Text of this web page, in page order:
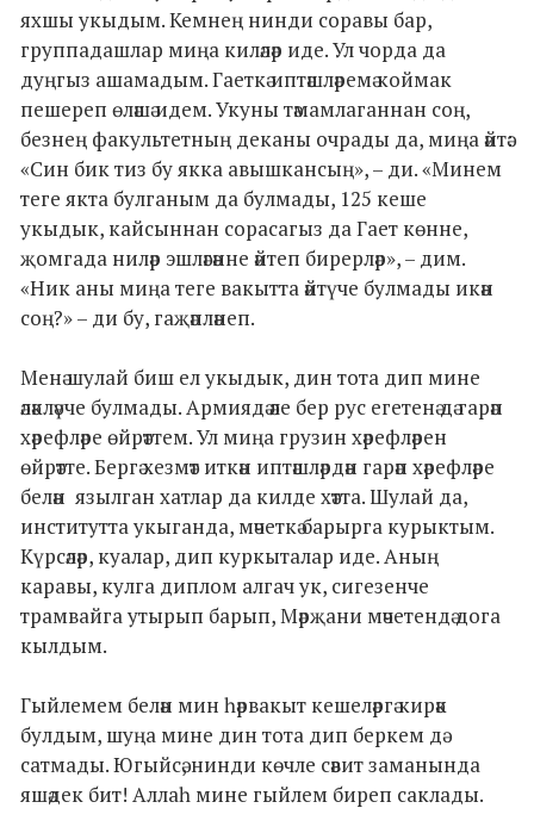
яхшы укыдым. Кемнең нинди соравы бар,
группадашлар миңа киләләр иде. Ул чорда да
дуңгыз ашамадым. Гаеткә иптәшләремә коймак
пешереп өләшә идем. Укуны тәмамлаганнан соң,
безнең факультетның деканы очрады да, миңа әйтә:
«Син бик тиз бу якка авышкансың», – ди. «Минем
теге якта булганым да булмады, 125 кеше
укыдык, кайсыннан сорасагыз да Гает көнне,
җомгада ниләр эшләгәнне әйтеп бирерләр», – дим.
«Ник аны миңа теге вакытта әйтүче булмады икән
соң?» – ди бу, гаҗәпләнеп.
Менә шулай биш ел укыдык, дин тота дип мине
әләкләүче булмады. Армиядә әле бер рус егетенә дә гарәп
хәрефләре өйрәттем. Ул миңа грузин хәрефләрен
өйрәтте. Бергә хезмәт иткән иптәшләрдән гарәп хәрефләре
белән язылган хатлар да килде хәтта. Шулай да,
институтта укыганда, мәчеткә барырга курыктым.
Күрсәләр, куалар, дип куркыталар иде. Аның
каравы, кулга диплом алгач ук, сигезенче
трамвайга утырып барып, Мәрҗани мәчетендә дога
кылдым.
Гыйлемем белән мин һәрвакыт кешеләргә кирәк
булдым, шуңа мине дин тота дип беркем дә
сатмады. Югыйсә, нинди көчле сәвит заманында
яшәдек бит! Аллаһ мине гыйлем биреп саклады.